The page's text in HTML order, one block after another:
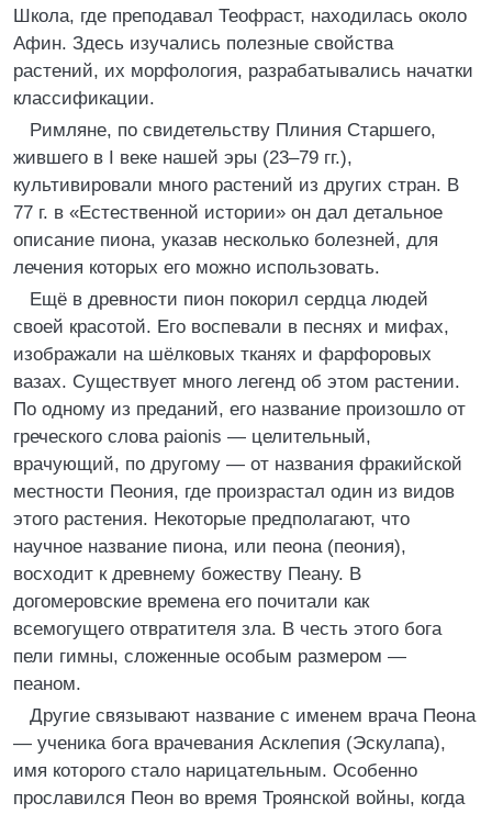
Школа, где преподавал Теофраст, находилась около
Афин. Здесь изучались полезные свойства
растений, их морфология, разрабатывались начатки
классификации.
Римляне, по свидетельству Плиния Старшего,
жившего в I веке нашей эры (23–79 гг.),
культивировали много растений из других стран. В
77 г. в «Естественной истории» он дал детальное
описание пиона, указав несколько болезней, для
лечения которых его можно использовать.
Ещё в древности пион покорил сердца людей
своей красотой. Его воспевали в песнях и мифах,
изображали на шёлковых тканях и фарфоровых
вазах. Существует много легенд об этом растении.
По одному из преданий, его название произошло от
греческого слова paionis ― целительный,
врачующий, по другому ― от названия фракийской
местности Пеония, где произрастал один из видов
этого растения. Некоторые предполагают, что
научное название пиона, или пеона (пеония),
восходит к древнему божеству Пеану. В
догомеровские времена его почитали как
всемогущего отвратителя зла. В честь этого бога
пели гимны, сложенные особым размером ―
пеаном.
Другие связывают название с именем врача Пеона
― ученика бога врачевания Асклепия (Эскулапа),
имя которого стало нарицательным. Особенно
прославился Пеон во время Троянской войны, когда